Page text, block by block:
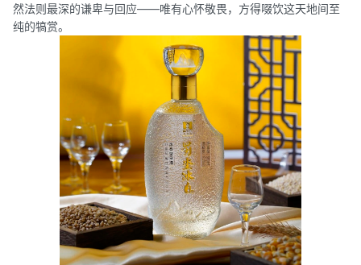
然法则最深的谦卑与回应——唯有心怀敬畏，方得啜饮这天地间至
纯的犒赏。